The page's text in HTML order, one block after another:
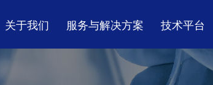
关于我们 服务与解决方案 技术平台
化合物管理